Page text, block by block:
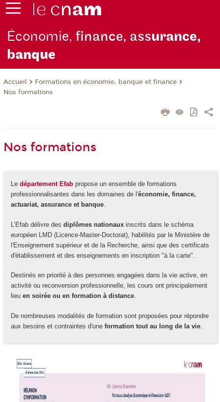
Économie,finance, assurance,
banque
Accueil
Formations en économie, banque et finance
Nos formations
Nos formations
Le département Efabpropose un ensemble de formations
professionnalisantes dans les domaines de l'économie, finance,
actuariat, assurance et banque.
L’Efab délivre des diplômes nationauxinscrits dans le schéma
européen LMD (Licence-Master-Doctorat), habilités par le Ministère de
l'Enseignement supérieur et de la Recherche, ainsi que des certificats
d'établissement et des enseignements en inscription "à la carte".
Destinés en priorité à des personnes engagées dans la vie active, en
activité ou reconversion professionnelle, les cours ont principalement
lieu en soirée ou en formation à distance.
De nombreuses modalités de formation sont proposées pour répondre
aux besoins et contraintes d'une formation tout au long de la vie.